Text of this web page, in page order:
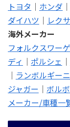
トヨタ ｜ ホンダ ｜
ダイハツ ｜ レク
海外メーカー
フォルクスワー
ディ ｜ ポルシェ ｜
｜ ランボルギーニ
ジャガー ｜ ボルボ
メーカー/車種一